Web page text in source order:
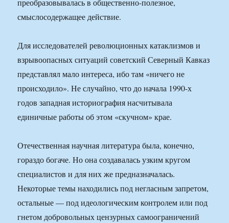
преобразовывалась в общественно-полезное,
смыслосодержащее действие.
Для исследователей революционных катаклизмов и
взрывоопасных ситуаций советский Северный Кавказ
представлял мало интереса, ибо там «ничего не
происходило». Не случайно, что до начала 1990-х
годов западная историография насчитывала
единичные работы об этом «скучном» крае.
Отечественная научная литература была, конечно,
гораздо богаче. Но она создавалась узким кругом
специалистов и для них же предназначалась.
Некоторые темы находились под негласным запретом,
остальные — под идеологическим контролем или под
гнетом добровольных цензурных самоограничений